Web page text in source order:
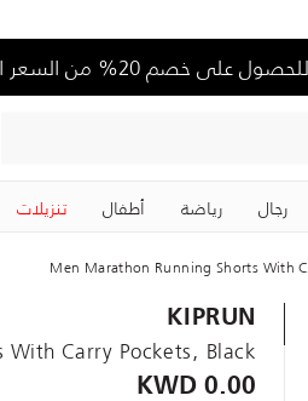
رجال رياضة ‏أطفال تنزيلات
Men Marathon Running Shorts With
KIPRUN
With Carry Pockets, Black
0.00 KWD